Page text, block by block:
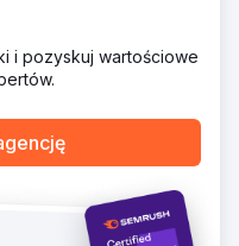
przychody
agencji
i pozyskuj wartościowe